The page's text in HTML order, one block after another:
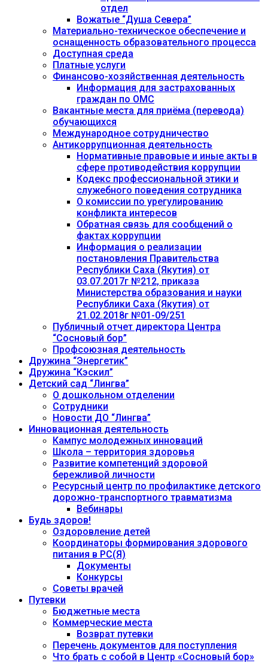
отдел
Вожатые “Душа Севера”
Материально-техническое обеспечение и
оснащенность образовательного процесса
Доступная среда
Платные услуги
Финансово-хозяйственная деятельность
Информация для застрахованных
граждан по ОМС
Вакантные места для приёма (перевода)
обучающихся
Международное сотрудничество
Антикоррупционная деятельность
Нормативные правовые и иные акты в
сфере противодействия коррупции
Кодекс профессиональной этики и
служебного поведения сотрудника
О комиссии по урегулированию
конфликта интересов
Обратная связь для сообщений о
фактах коррупции
Информация о реализации
постановления Правительства
Республики Саха (Якутия) от
03.07.2017г №212, приказа
Министерства образования и науки
Республики Саха (Якутия) от
21.02.2018г №01-09/251
Публичный отчет директора Центра
“Сосновый бор”
Профсоюзная деятельность
Дружина “Энергетик”
Дружина “Кэскил”
Детский сад “Лингва”
О дошкольном отделении
Сотрудники
Новости ДО “Лингва”
Инновационная деятельность
Кампус молодежных инноваций
Школа – территория здоровья
Развитие компетенций здоровой
бережливой личности
Ресурсный центр по профилактике детского
дорожно-транспортного травматизма
Вебинары
Будь здоров!
Оздоровление детей
Координаторы формирования здорового
питания в РС(Я)
Документы
Конкурсы
Советы врачей
Путевки
Бюджетные места
Коммерческие места
Возврат путевки
Перечень документов для поступления
Что брать с собой в Центр «Сосновый бор»